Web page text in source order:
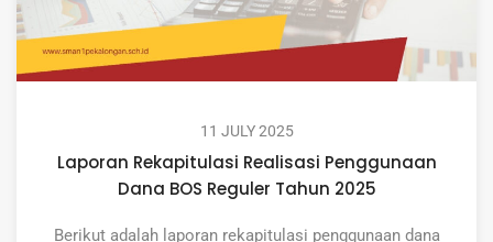
11 JULY 2025
Laporan Rekapitulasi Realisasi Penggunaan
Dana BOS Reguler Tahun 2025
Berikut adalah laporan rekapitulasi penggunaan dana